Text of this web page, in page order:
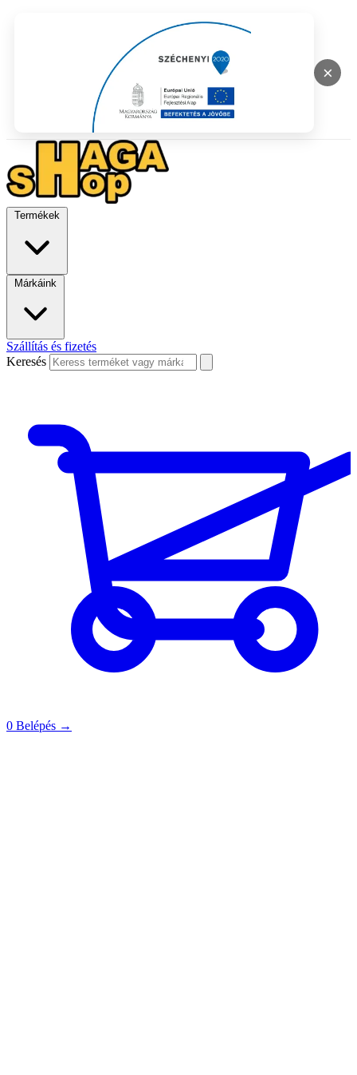
×
Termékek
Márkáink
Szállítás és fizetés
Keresés
0 Belépés →